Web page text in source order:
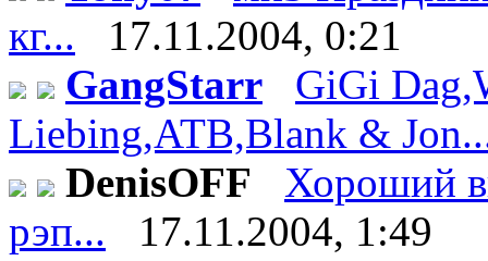
кг...
17.11.2004, 0:21
GangStarr
GiGi
Liebing,ATB,Blank &
DenisOFF
Хороший
рэп...
17.11.2004, 1:49